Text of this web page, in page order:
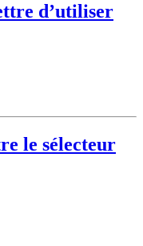
d’utiliser
le sélecteur